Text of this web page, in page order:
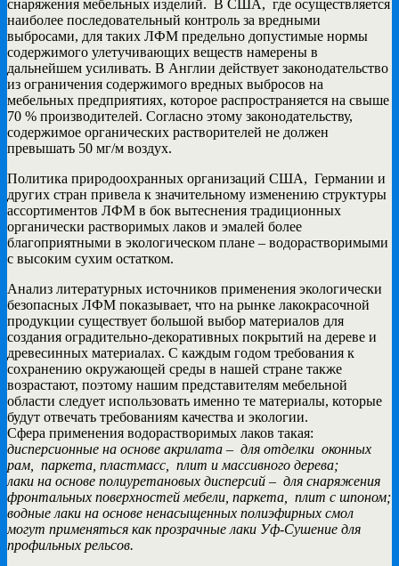
снаряжения мебельных изделий. В США, где осуществляется
наиболее последовательный контроль за вредными
выбросами, для таких ЛФМ предельно допустимые нормы
содержимого улетучивающих веществ намерены в
дальнейшем усиливать. В Англии действует законодательство
из ограничения содержимого вредных выбросов на
мебельных предприятиях, которое распространяется на свыше
70 % производителей. Согласно этому законодательству,
содержимое органических растворителей не должен
превышать 50 мг/м воздух.
Политика природоохранных организаций США, Германии и
других стран привела к значительному изменению структуры
ассортиментов ЛФМ в бок вытеснения традиционных
органически растворимых лаков и эмалей более
благоприятными в экологическом плане – водорастворимыми
с высоким сухим остатком.
Анализ литературных источников применения экологически
безопасных ЛФМ показывает, что на рынке лакокрасочной
продукции существует большой выбор материалов для
создания оградительно-декоративных покрытий на дереве и
древесинных материалах. С каждым годом требования к
сохранению окружающей среды в нашей стране также
возрастают, поэтому нашим представителям мебельной
области следует использовать именно те материалы, которые
будут отвечать требованиям качества и экологии.
Сфера применения водорастворимых лаков такая:
дисперсионные на основе акрилата – для отделки оконных
рам, паркета, пластмасс, плит и массивного дерева;
лаки на основе полиуретановых дисперсий – для снаряжения
фронтальных поверхностей мебели, паркета, плит с шпоном;
водные лаки на основе ненасыщенных полиэфирных смол
могут применяться как прозрачные лаки Уф-Сушение для
профильных рельсов.